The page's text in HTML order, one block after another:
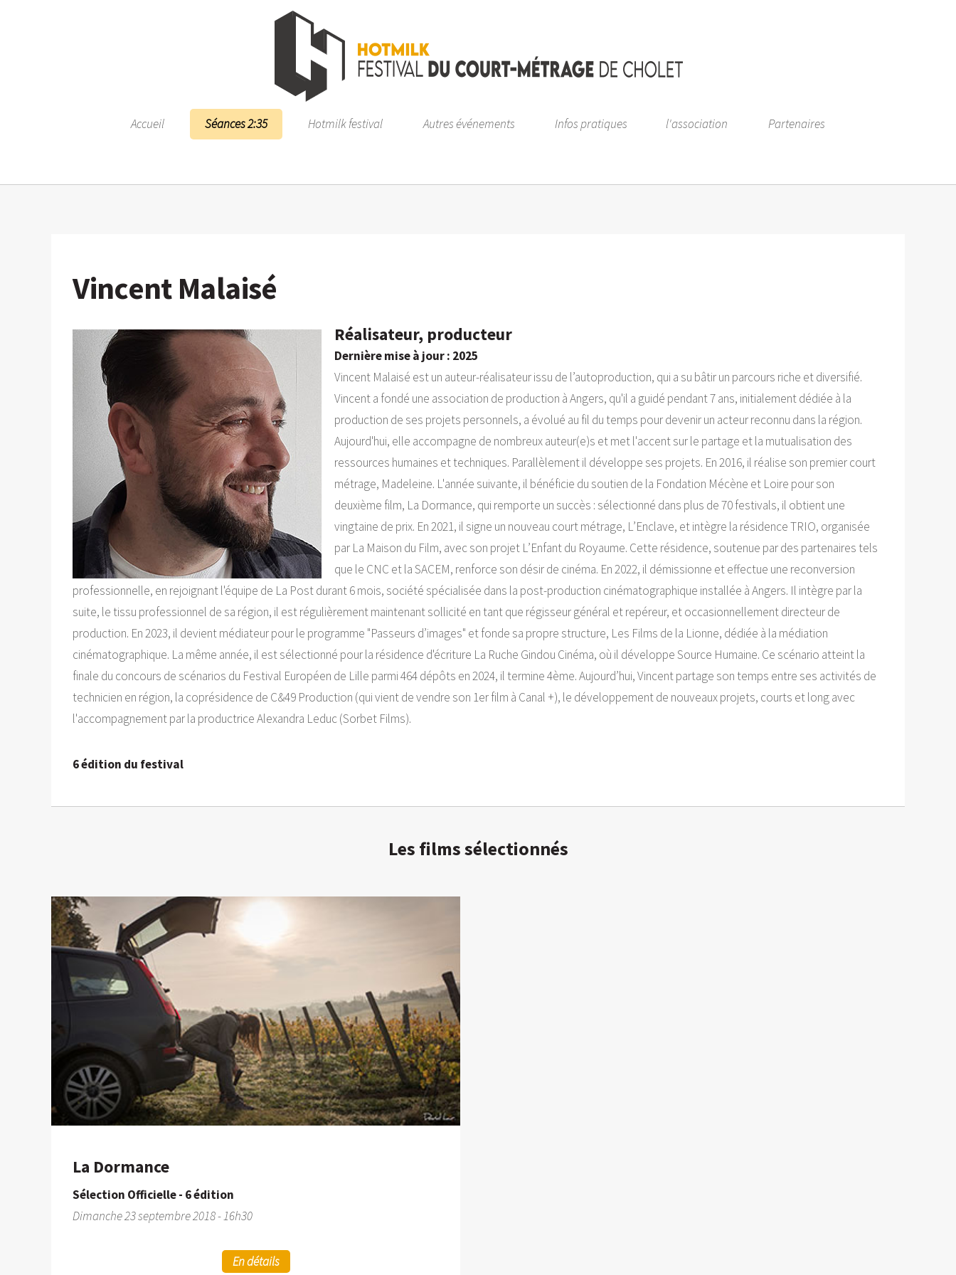
Accueil Séances 2:35 Hotmilk festival Autres événements Infos pratiques l'association Partenaires
Vincent Malaisé
Réalisateur, producteur
Dernière mise à jour : 2025
Vincent Malaisé est un auteur-réalisateur issu de l’autoproduction, qui a su bâtir un parcours riche et diversifié.
Vincent a fondé une association de production à Angers, qu'il a guidé pendant 7 ans, initialement dédiée à la
production de ses projets personnels, a évolué au fil du temps pour devenir un acteur reconnu dans la région.
Aujourd'hui, elle accompagne de nombreux auteur(e)s et met l'accent sur le partage et la mutualisation des
ressources humaines et techniques. Parallèlement il développe ses projets. En 2016, il réalise son premier court
métrage, Madeleine. L'année suivante, il bénéficie du soutien de la Fondation Mécène et Loire pour son
deuxième film, La Dormance, qui remporte un succès : sélectionné dans plus de 70 festivals, il obtient une
vingtaine de prix. En 2021, il signe un nouveau court métrage, L’Enclave, et intègre la résidence TRIO, organisée
par La Maison du Film, avec son projet L’Enfant du Royaume. Cette résidence, soutenue par des partenaires tels
que le CNC et la SACEM, renforce son désir de cinéma. En 2022, il démissionne et effectue une reconversion
professionnelle, en rejoignant l'équipe de La Post durant 6 mois, société spécialisée dans la post-production cinématographique installée à Angers. Il intègre par la
suite, le tissu professionnel de sa région, il est régulièrement maintenant sollicité en tant que régisseur général et repéreur, et occasionnellement directeur de
production. En 2023, il devient médiateur pour le programme "Passeurs d’images" et fonde sa propre structure, Les Films de la Lionne, dédiée à la médiation
cinématographique. La même année, il est sélectionné pour la résidence d'écriture La Ruche Gindou Cinéma, où il développe Source Humaine. Ce scénario atteint la
finale du concours de scénarios du Festival Européen de Lille parmi 464 dépôts en 2024, il termine 4ème. Aujourd’hui, Vincent partage son temps entre ses activités de
technicien en région, la coprésidence de C&49 Production (qui vient de vendre son 1er film à Canal +), le développement de nouveaux projets, courts et long avec
l'accompagnement par la productrice Alexandra Leduc (Sorbet Films).
6 édition du festival
Les films sélectionnés
La Dormance
Sélection Officielle - 6 édition
Dimanche 23 septembre 2018 - 16h30
En détails